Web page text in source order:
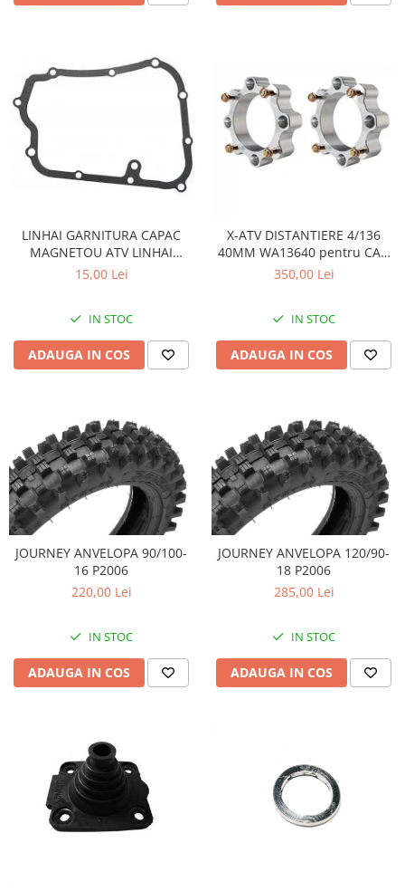
LINHAI GARNITURA CAPAC
MAGNETOU ATV LINHAI
260/300/400 - 23617
15,00 Lei
IN STOC
ADAUGA IN COS
X-ATV DISTANTIERE 4/136
40MM WA13640 pentru CAN
AM
350,00 Lei
IN STOC
ADAUGA IN COS
JOURNEY ANVELOPA 90/100-
16 P2006
220,00 Lei
IN STOC
ADAUGA IN COS
JOURNEY ANVELOPA 120/90-
18 P2006
285,00 Lei
IN STOC
ADAUGA IN COS